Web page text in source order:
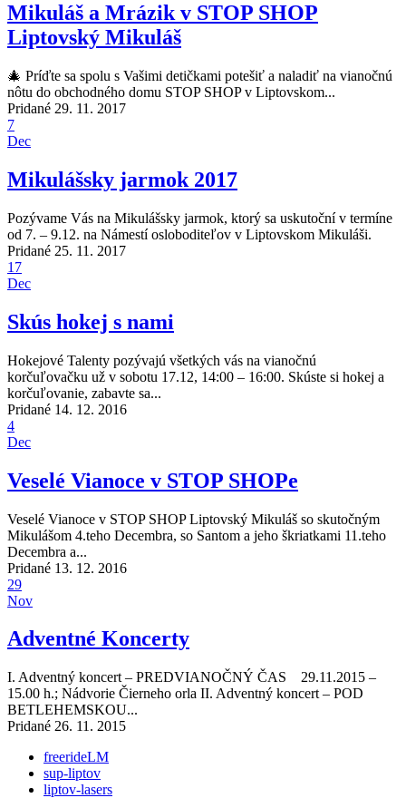
Mikuláš a Mrázik v STOP SHOP
Liptovský Mikuláš
🎄 Príďte sa spolu s Vašimi detičkami potešiť a naladiť na vianočnú
nôtu do obchodného domu STOP SHOP v Liptovskom...
Pridané 29. 11. 2017
7
Dec
Mikulášsky jarmok 2017
Pozývame Vás na Mikulášsky jarmok, ktorý sa uskutoční v termíne
od 7. – 9.12. na Námestí osloboditeľov v Liptovskom Mikuláši.
Pridané 25. 11. 2017
17
Dec
Skús hokej s nami
Hokejové Talenty pozývajú všetkých vás na vianočnú
korčuľovačku už v sobotu 17.12, 14:00 – 16:00. Skúste si hokej a
korčuľovanie, zabavte sa...
Pridané 14. 12. 2016
4
Dec
Veselé Vianoce v STOP SHOPe
Veselé Vianoce v STOP SHOP Liptovský Mikuláš so skutočným
Mikulášom 4.teho Decembra, so Santom a jeho škriatkami 11.teho
Decembra a...
Pridané 13. 12. 2016
29
Nov
Adventné Koncerty
I. Adventný koncert – PREDVIANOČNÝ ČAS 29.11.2015 –
15.00 h.; Nádvorie Čierneho orla II. Adventný koncert – POD
BETLEHEMSKOU...
Pridané 26. 11. 2015
freerideLM
sup-liptov
liptov-lasers